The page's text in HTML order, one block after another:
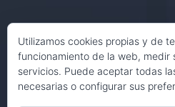
Utilizamos cookies propias y de
funcionamiento de la web, medir
servicios. Puede aceptar todas
necesarias o configurar sus